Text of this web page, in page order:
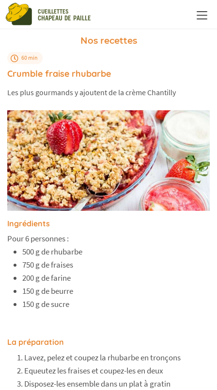
CUEILLETTES
CHAPEAU DE PAILLE
Nos recettes
60 min
Crumble fraise rhubarbe
Les plus gourmands y ajoutent de la crème Chantilly
Ingrédients
Pour 6 personnes :
500 g de rhubarbe
750 g de fraises
200 g de farine
150 g de beurre
150 g de sucre
La préparation
Lavez, pelez et coupez la rhubarbe en tronçons
Equeutez les fraises et coupez-les en deux
Disposez-les ensemble dans un plat à gratin
Panneau de gestion des cookies